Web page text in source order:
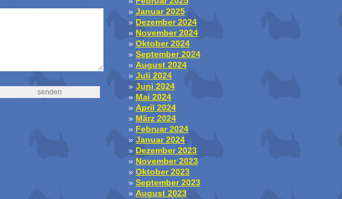
Januar 2025
Dezember 2024
November 2024
Oktober 2024
September 2024
August 2024
Juli 2024
Juni 2024
Mai 2024
April 2024
März 2024
Februar 2024
Januar 2024
Dezember 2023
November 2023
Oktober 2023
September 2023
August 2023